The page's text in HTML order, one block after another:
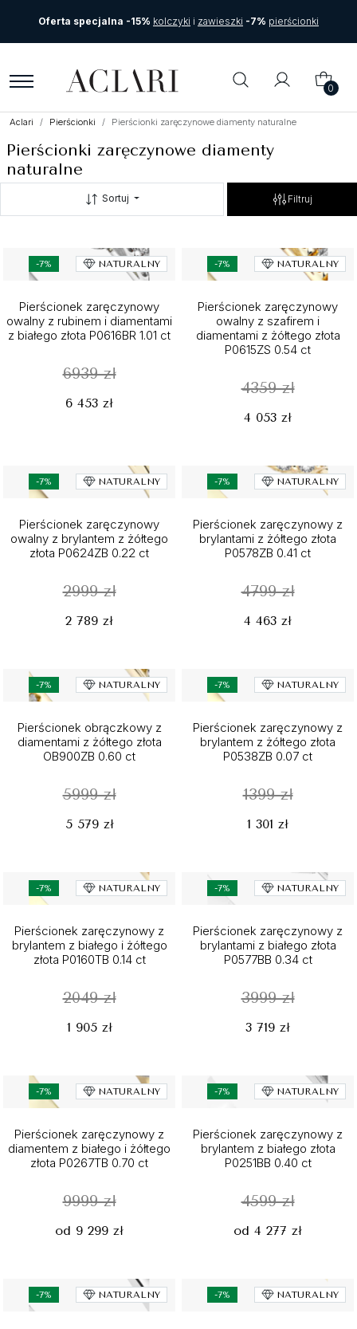
Oferta specjalna -15% kolczyki i zawieszki -7% pierścionki
0
Aclari Pierścionki Pierścionki zaręczynowe diamenty naturalne
Pierścionki zaręczynowe diamenty
naturalne
Sortuj Filtruj
-7% NATURALNY
Pierścionek zaręczynowy
owalny z rubinem i diamentami
z białego złota P0616BR 1.01 ct
6939 zł
6 453 zł
-7% NATURALNY
Pierścionek zaręczynowy
owalny z szafirem i
diamentami z żółtego złota
P0615ZS 0.54 ct
4359 zł
4 053 zł
-7% NATURALNY
Pierścionek zaręczynowy
owalny z brylantem z żółtego
złota P0624ZB 0.22 ct
2999 zł
2 789 zł
-7% NATURALNY
Pierścionek zaręczynowy z
brylantami z żółtego złota
P0578ZB 0.41 ct
4799 zł
4 463 zł
-7% NATURALNY
Pierścionek obrączkowy z
diamentami z żółtego złota
OB900ZB 0.60 ct
5999 zł
5 579 zł
-7% NATURALNY
Pierścionek zaręczynowy z
brylantem z żółtego złota
P0538ZB 0.07 ct
1399 zł
1 301 zł
-7% NATURALNY
Pierścionek zaręczynowy z
brylantem z białego i żółtego
złota P0160TB 0.14 ct
2049 zł
1 905 zł
-7% NATURALNY
Pierścionek zaręczynowy z
brylantami z białego złota
P0577BB 0.34 ct
3999 zł
3 719 zł
-7% NATURALNY
Pierścionek zaręczynowy z
diamentem z białego i żółtego
złota P0267TB 0.70 ct
9999 zł
od 9 299 zł
-7% NATURALNY
Pierścionek zaręczynowy z
brylantem z białego złota
P0251BB 0.40 ct
4599 zł
od 4 277 zł
-7% NATURALNY -7% NATURALNY